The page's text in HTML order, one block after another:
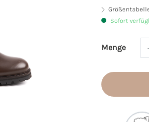
Sofort
Menge